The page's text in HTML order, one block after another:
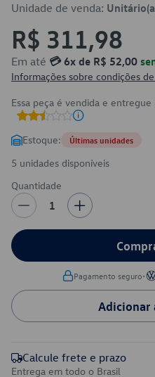
Unidade de venda:
R$ 311,98
Em até 💳 6x de R$ 52,00
Informações sobre condições
Essa peça é vendida e entregue
Estoque: Últimas unidades
5 unidades disponíveis
Quantidade
1
Pagamento seguro•
Adicionar
Calcule frete e prazo
Entrega em todo o Brasil